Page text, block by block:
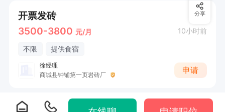
开票发砖
3500-3800 元/月 10小时前
不限 提供食宿
徐经理
商城县钟铺第一页岩砖厂
申请
分享